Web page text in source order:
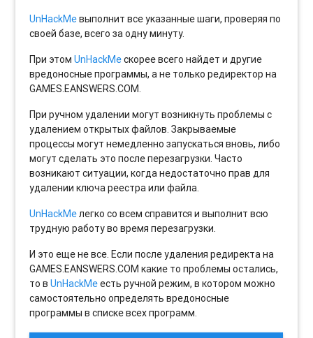
UnHackMeвыполнит все указанные шаги, проверяя по
своей базе, всего за одну минуту.
При этомUnHackMeскорее всего найдет и другие
вредоносные программы, а не только редиректор на
GAMES.EANSWERS.COM.
При ручном удалении могут возникнуть проблемы с
удалением открытых файлов. Закрываемые
процессы могут немедленно запускаться вновь, либо
могут сделать это после перезагрузки. Часто
возникают ситуации, когда недостаточно прав для
удалении ключа реестра или файла.
UnHackMeлегко со всем справится и выполнит всю
трудную работу во время перезагрузки.
И это еще не все. Если после удаления редиректа на
GAMES.EANSWERS.COM какие то проблемы остались,
то вUnHackMeесть ручной режим, в котором можно
самостоятельно определять вредоносные
программы в списке всех программ.